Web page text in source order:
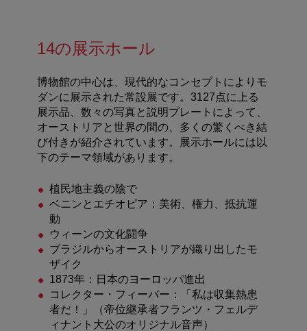
14の展示ホール
博物館の中心は、現代的なコンセプトによりモ
ダンに展示された常設展です。3127点に上る
展示品、数々の写真と説明プレートによって、
オーストリアと世界の間の、多くの驚くべき結
び付きが紹介されています。展示ホールには以
下のテーマ領域があります。
植民地主義の陰で
ベニンとエチオピア：美術、権力、抵抗運
動
ウィーンの文化闘争
ブラジルからオーストリアが織り出したモ
ザイク
1873年：日本のヨーロッパ進出
コレクター・フィーバー：「私は収集熱患
者だ！」（帝位継承者フランツ・フェルデ
ィナント大公のオリジナル音声）